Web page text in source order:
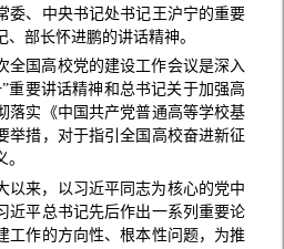
委、中央书记处书记王沪宁的重要
部长怀进鹏的讲话精神。
全国高校党的建设工作会议是深入
重要讲话精神和总书记关于加强高
落实《中国共产党普通高等学校基
举措，对于指引全国高校奋进新征
以来，以习近平同志为核心的党中
近平总书记先后作出一系列重要论
工作的方向性、根本性问题，为推